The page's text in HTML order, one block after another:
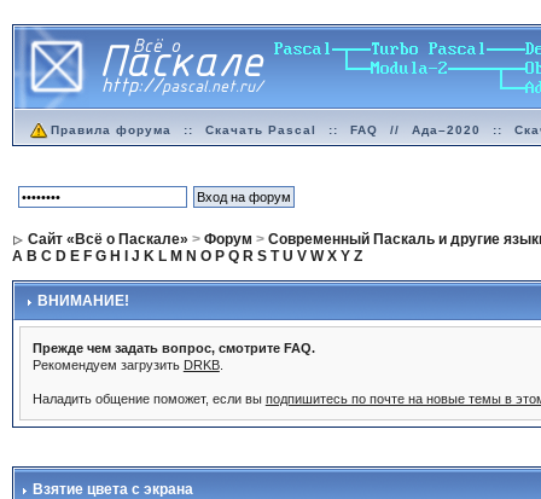
Правила форума :: Скачать Pascal :: FAQ // Ада–2020 ::
Сайт «Всё о Паскале» > Форум > Современный Паскаль и другие
A B C D E F G H J K L M N O P Q R S T U V W X Y Z
ВНИМАНИЕ!
Прежде чем задать вопрос, смотрите FAQ.
Рекомендуем загрузить DRKB.
Наладить общение поможет, если вы подпишитесь по почте на новые темы в
Взятие цвета с экрана